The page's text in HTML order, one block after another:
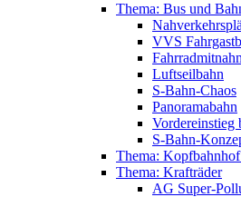
Thema: Bus und
VVS
Luftseilbahn
S-Bahn-Chaos
Panoramabahn
Vordereinstieg
S-Bahn-
Thema:
Thema: Krafträder
AG Super-